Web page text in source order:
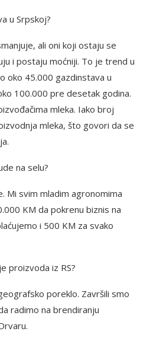
u Srpskoj?
ali oni koji ostaju se
i postaju moćniji. To je trend u
oko 45.000 gazdinstava u
100.000 pre desetak godina.
mleka. Iako broj
mleka, što govori da se
na selu?
Mi svim mladim agronomima
KM da pokrenu biznis na
i 500 KM za svako
proizvoda iz RS?
poreklo. Završili smo
radimo na brendiranju